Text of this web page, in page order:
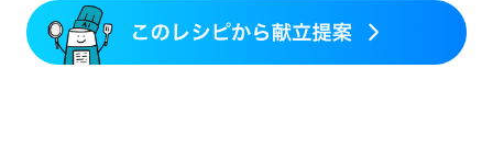
妊婦健診・体重増加が気になる（初期）
妊婦健診・血圧が気になる（初期）
妊婦健診・血糖値が気になる（初期）